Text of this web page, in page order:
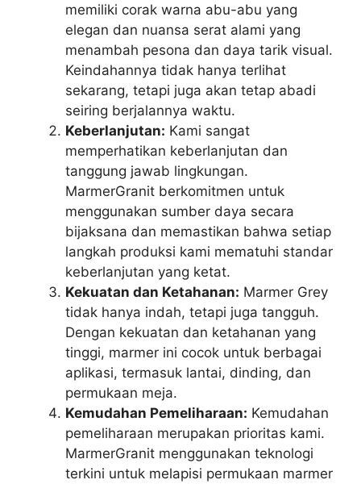
memiliki corak warna abu-abu yang
elegan dan nuansa serat alami yang
menambah pesona dan daya tarik visual.
Keindahannya tidak hanya terlihat
sekarang, tetapi juga akan tetap abadi
seiring berjalannya waktu.
Keberlanjutan: Kami sangat
memperhatikan keberlanjutan dan
tanggung jawab lingkungan.
MarmerGranit berkomitmen untuk
menggunakan sumber daya secara
bijaksana dan memastikan bahwa setiap
langkah produksi kami mematuhi standar
keberlanjutan yang ketat.
Kekuatan dan Ketahanan: Marmer Grey
tidak hanya indah, tetapi juga tangguh.
Dengan kekuatan dan ketahanan yang
tinggi, marmer ini cocok untuk berbagai
aplikasi, termasuk lantai, dinding, dan
permukaan meja.
Kemudahan Pemeliharaan: Kemudahan
pemeliharaan merupakan prioritas kami.
MarmerGranit menggunakan teknologi
terkini untuk melapisi permukaan marmer